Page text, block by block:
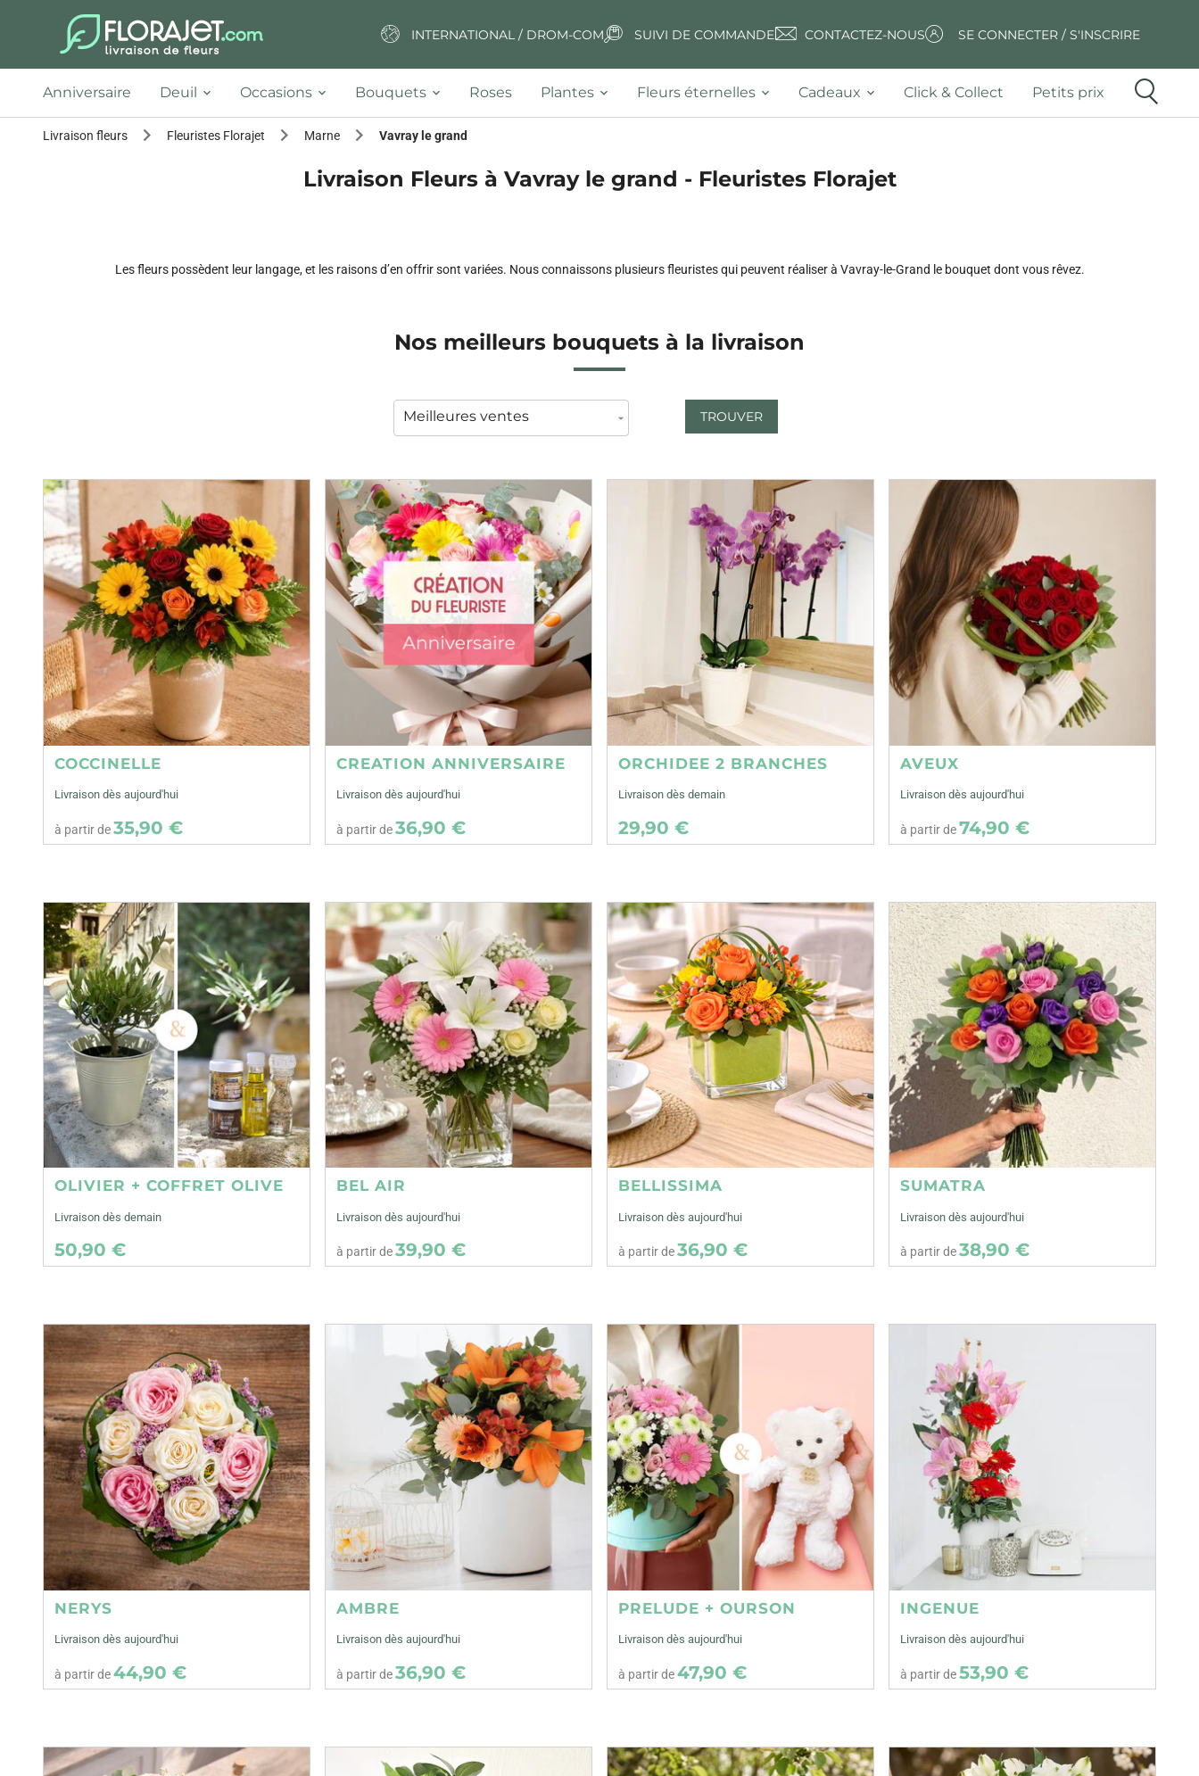
INTERNATIONAL / DROM-COM SUIVI DE COMMANDE CONTACTEZ-NOUS SE CONNECTER / S'INSCRIRE
Anniversaire Deuil Occasions Bouquets Roses Plantes Fleurs éternelles Cadeaux Click & Collect Petits prix
Livraison fleurs Fleuristes Florajet Marne Vavray le grand
Livraison Fleurs à Vavray le grand - Fleuristes Florajet
Les fleurs possèdent leur langage, et les raisons d’en offrir sont variées. Nous connaissons plusieurs fleuristes qui peuvent réaliser à Vavray-le-Grand le bouquet dont vous rêvez.
Nos meilleurs bouquets à la livraison
TROUVER
COCCINELLE
Livraison dès aujourd'hui
à partir de35,90 €
CREATION ANNIVERSAIRE
Livraison dès aujourd'hui
à partir de36,90 €
ORCHIDEE 2 BRANCHES
Livraison dès demain
29,90 €
AVEUX
Livraison dès aujourd'hui
à partir de74,90 €
OLIVIER + COFFRET OLIVE
Livraison dès demain
50,90 €
BEL AIR
Livraison dès aujourd'hui
à partir de39,90 €
BELLISSIMA
Livraison dès aujourd'hui
à partir de36,90 €
SUMATRA
Livraison dès aujourd'hui
à partir de38,90 €
NERYS
Livraison dès aujourd'hui
à partir de44,90 €
AMBRE
Livraison dès aujourd'hui
à partir de36,90 €
PRELUDE + OURSON
Livraison dès aujourd'hui
à partir de47,90 €
INGENUE
Livraison dès aujourd'hui
à partir de53,90 €